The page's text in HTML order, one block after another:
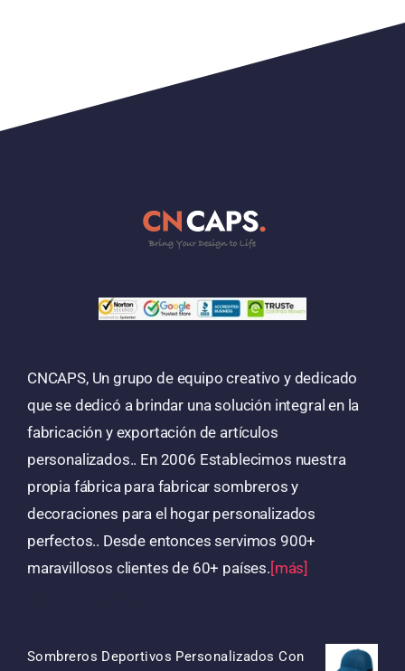
CNCAPS, Un grupo de equipo creativo y dedicado
que se dedicó a brindar una solución integral en la
fabricación y exportación de artículos
personalizados.. En 2006 Establecimos nuestra
propia fábrica para fabricar sombreros y
decoraciones para el hogar personalizados
perfectos.. Desde entonces servimos 900+
maravillosos clientes de 60+ países. [más]
Sombreros Deportivos Personalizados Con